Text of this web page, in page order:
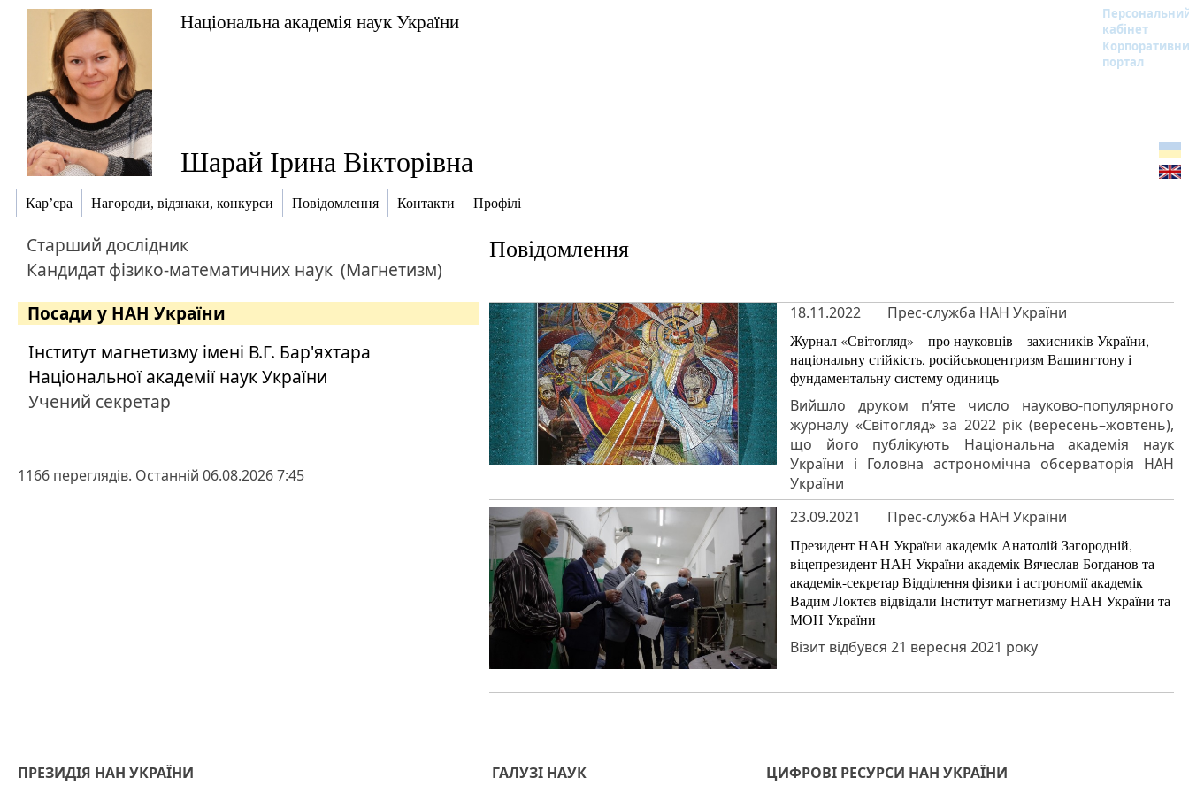
Національна академія наук України
кабінет
портал
Шарай Ірина Вікторівна
Кар’єра Нагороди, відзнаки, конкурси Повідомлення Контакти Профілі
Старший дослідник
Кандидатфізико-математичних наук (Магнетизм)
Посади у НАН України
Інститут магнетизму імені В.Г. Бар'яхтара
Національної академії наук України
Учений секретар
1166 переглядів. Останній 06.08.2026 7:45
Повідомлення
18.11.2022 Прес-служба НАН України
Журнал «Світогляд» – про науковців – захисників України,
національну стійкість, російськоцентризм Вашингтону і
фундаментальну систему одиниць
Вийшло друком п’яте число науково-популярного
журналу «Світогляд» за 2022 рік (вересень–жовтень),
що його публікують Національна академія наук
України і Головна астрономічна обсерваторія НАН
України
23.09.2021
Прес-служба НАН України
Президент НАН України академік Анатолій Загородній,
віцепрезидент НАН України академік Вячеслав Богданов та
академік-секретар Відділення фізики і астрономії академік
Вадим Локтєв відвідали Інститут магнетизму НАН України та
МОН України
Візит відбувся 21 вересня 2021 року
ПРЕЗИДІЯ НАН УКРАЇНИ ГАЛУЗІ НАУК ЦИФРОВІ РЕСУРСИ НАН УКРАЇНИ